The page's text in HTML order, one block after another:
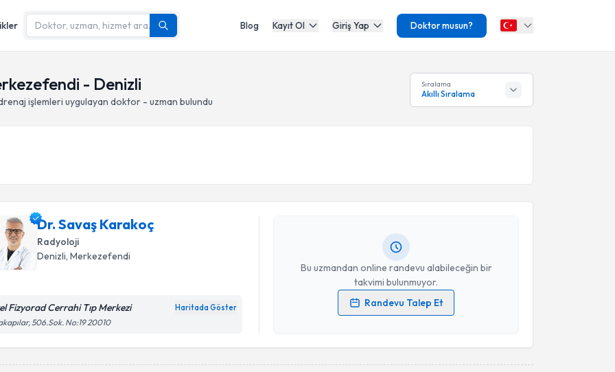
Blog Kayıt Ol Giriş Yap Doktor musun?
- Denizli
işlemleri uygulayan doktor - uzman bulundu
Sıralama
Akıllı Sıralama
Dr. Savaş Karakoç
Radyoloji
Denizli, Merkezefendi
Fizyorad Cerrahi Tıp Merkezi Haritada Göster
506.Sok. No:19 20010
Bu uzmandan online randevu alabileceğin bir
takvimi bulunmuyor.
Randevu Talep Et
Kişisel verilerimin işlenmesine ilişkinAydınlatma Metni
işlenmesini kabul ediyorum.